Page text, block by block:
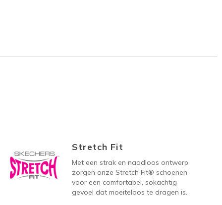
Stretch Fit
Met een strak en naadloos ontwerp
zorgen onze Stretch Fit® schoenen
voor een comfortabel, sokachtig
gevoel dat moeiteloos te dragen is.